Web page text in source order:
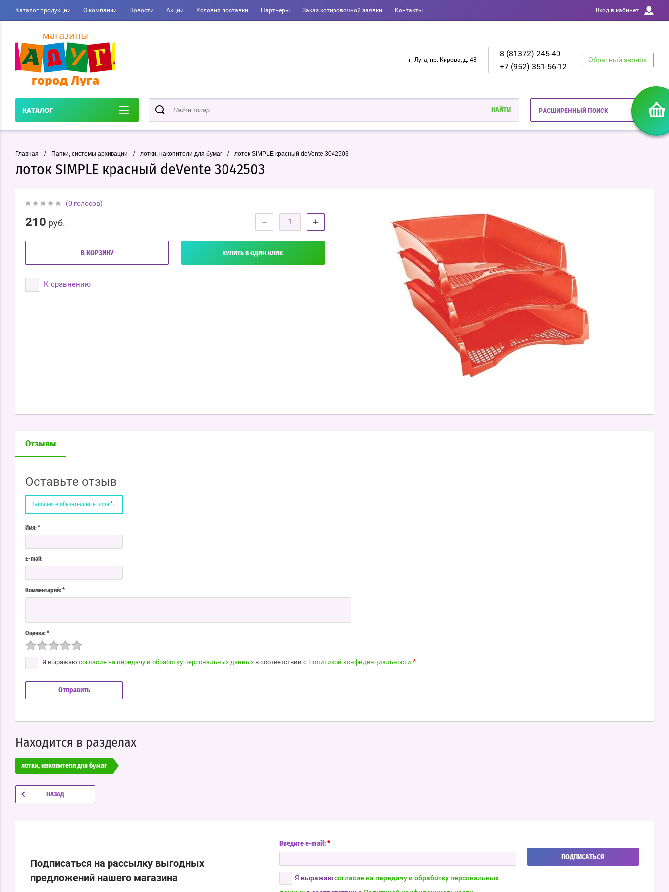
Каталог продукции О компании Новости Акции Условия поставки Партнеры Заказ котировочной заявки Контакты Вход в кабинет
г. Луга, пр. Кирова, д. 48
8 (81372) 245-40
+7 (952) 351-56-12
Обратный звонок
КАТАЛОГ РАСШИРЕННЫЙ ПОИСК
Главная / Папки, системы архивации / лотки, накопители для бумаг / лоток SIMPLE красный deVente 3042503
лоток SIMPLE красный deVente 3042503
(0 голосов)
210 руб. − +
В КОРЗИНУ КУПИТЬ В ОДИН КЛИК
К сравнению
Отзывы
Оставьте отзыв
Заполните обязательные поля *.
Имя:*
E-mail:
Комментарий:*
Оценка:*
Я выражаю согласие на передачу и обработку персональных данных в соответствии с Политикой конфиденциальности *
Находится в разделах
лотки, накопители для бумаг
НАЗАД
Подписаться на рассылку выгодных
предложений нашего магазина
Введите e-mail: *
Я выражаюсогласие на передачу и обработку персональных
ПОДПИСАТЬСЯ